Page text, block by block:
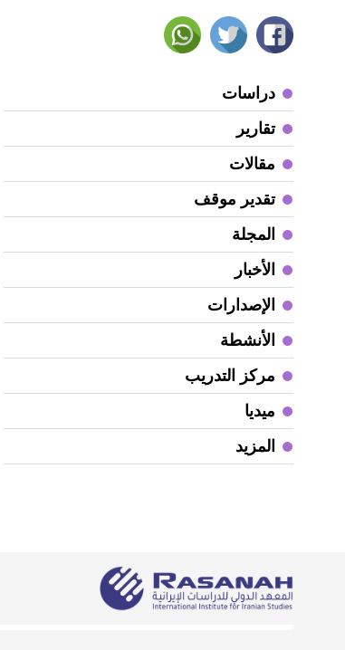
دراسات
تقارير
مقالات
تقدير موقف
المجلة
الأخبار
الإصدارات
الأنشطة
مركز التدريب
ميديا
المزيد